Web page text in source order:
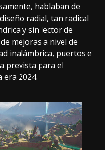
hablaban de
radial, tan radical
y sin lector de
mejoras a nivel de
inalámbrica, puertos e
prevista para el
era 2024.